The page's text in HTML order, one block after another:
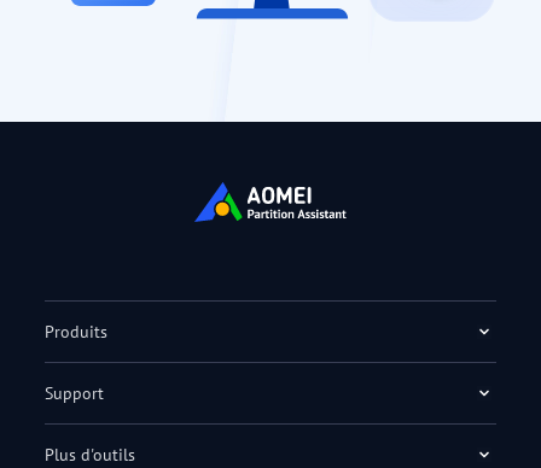
Produits
Support
Plus d'outils